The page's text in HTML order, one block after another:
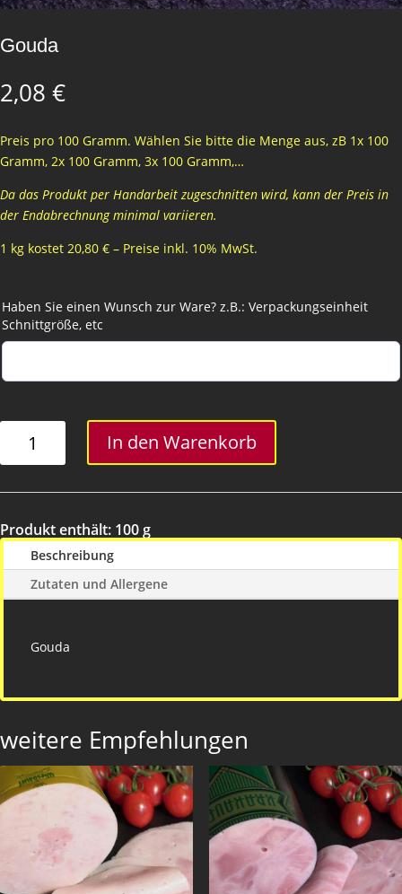
Gouda
2,08 €
Preis pro 100 Gramm. Wählen Sie bitte die Menge aus, zB 1x 100
Gramm, 2x 100 Gramm, 3x 100 Gramm,…
Da das Produkt per Handarbeit zugeschnitten wird, kann der Preis in
der Endabrechnung minimal variieren.
1 kg kostet 20,80 € – Preise inkl. 10% MwSt.
Haben Sie einen Wunsch zur Ware? z.B.: Verpackungseinheit
Schnittgröße, etc
Menge
In den Warenkorb
Produkt enthält: 100g
Beschreibung
Zutaten und Allergene
Gouda
weitere Empfehlungen